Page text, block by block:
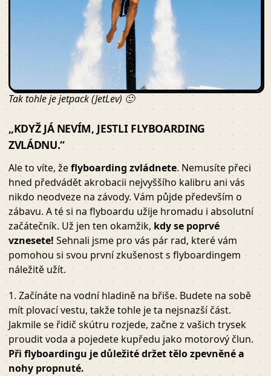
Tak tohle je jetpack (JetLev) 🙂
„KDYŽ JÁ NEVÍM, JESTLI FLYBOARDING
ZVLÁDNU.“
Ale to víte, žeflyboarding zvládnete. Nemusíte přeci
hned předvádět akrobacii nejvyššího kalibru ani vás
nikdo neodveze na závody. Vám půjde především o
zábavu. A té si na flyboardu užije hromadu i absolutní
začátečník. Už jen ten okamžik,kdy se poprvé
vznesete! Sehnali jsme pro vás pár rad, které vám
pomohou si svou první zkušenost s flyboardingem
náležitě užít.
1. Začínáte na vodní hladině na břiše. Budete na sobě
mít plovací vestu, takže tohle je ta nejsnazší část.
Jakmile se řidič skútru rozjede, začne z vašich trysek
proudit voda a pojedete kupředu jako motorový člun.
Při flyboardingu je důležité držet tělo zpevněné a
nohy propnuté.